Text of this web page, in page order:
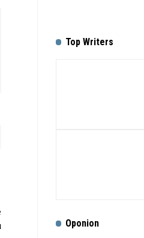
Top Writers
Oponion